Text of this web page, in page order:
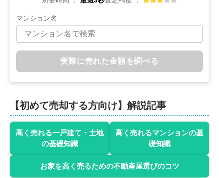
マンション名
実際に売れた金額を調べる
【初めて売却する方向け】解説記事
高く売れる一戸建て・土地
の基礎知識
高く売れるマンションの基
礎知識
お家を高く売るための不動産屋選びのコツ